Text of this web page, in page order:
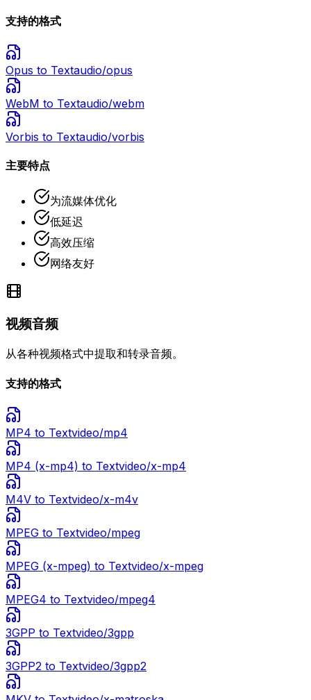
支持的格式
Opus to Textaudio/opus
WebM to Textaudio/webm
Vorbis to Textaudio/vorbis
主要特点
为流媒体优化
低延迟
高效压缩
网络友好
视频音频
从各种视频格式中提取和转录音频。
支持的格式
MP4 to Textvideo/mp4
MP4 (x-mp4) to Textvideo/x-mp4
M4V to Textvideo/x-m4v
MPEG to Textvideo/mpeg
MPEG (x-mpeg) to Textvideo/x-mpeg
MPEG4 to Textvideo/mpeg4
3GPP to Textvideo/3gpp
3GPP2 to Textvideo/3gpp2